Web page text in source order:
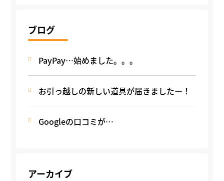
ブログ
PayPay…始めました。。。
お引っ越しの新しい道具が届きましたー！
Googleの口コミが…
アーカイブ